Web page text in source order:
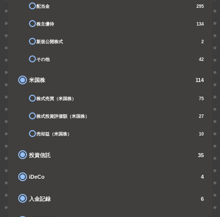
配当金 295
株主優待 134
新規公開株式 2
その他 42
米国株 114
株式売買（米国株） 75
株式投資評価額（米国株） 27
売却益（米国株） 10
投資信託 35
iDeCo 4
入金記録 6